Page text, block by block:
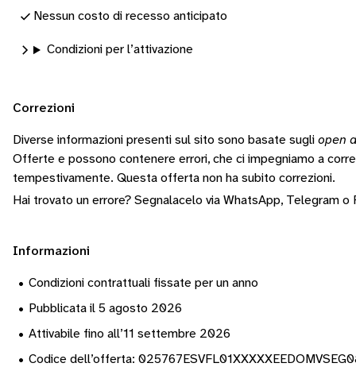
Nessun costo di recesso anticipato
Condizioni per l’attivazione
Correzioni
Diverse informazioni presenti sul sito sono basate sugli open
Offerte e possono contenere errori, che ci impegniamo a
tempestivamente. Questa offerta non ha subito correzioni.
Hai trovato un errore? Segnalacelo via WhatsApp, Telegram o
Informazioni
• Condizioni contrattuali fissate per un anno
• Pubblicata il 5 agosto 2026
• Attivabile fino all’11 settembre 2026
• Codice dell’offerta: